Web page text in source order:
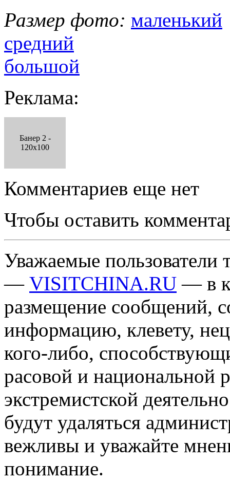
Размер фото: маленький
средний
большой
Реклама:
Банер 2 -
120x100
Комментариев еще нет
Чтобы оставить
Уважаемые пользователи
— VISITCHINA.RU — в
размещение сообщений,
информацию, клевету,
кого-либо,
расовой и национальной
экстремистской
будут удаляться
вежливы и уважайте
понимание.